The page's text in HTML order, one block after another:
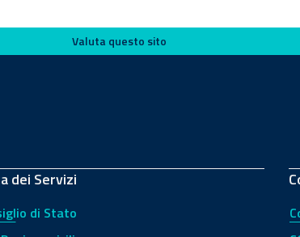
Valuta questo sito
dei Servizi
di Stato